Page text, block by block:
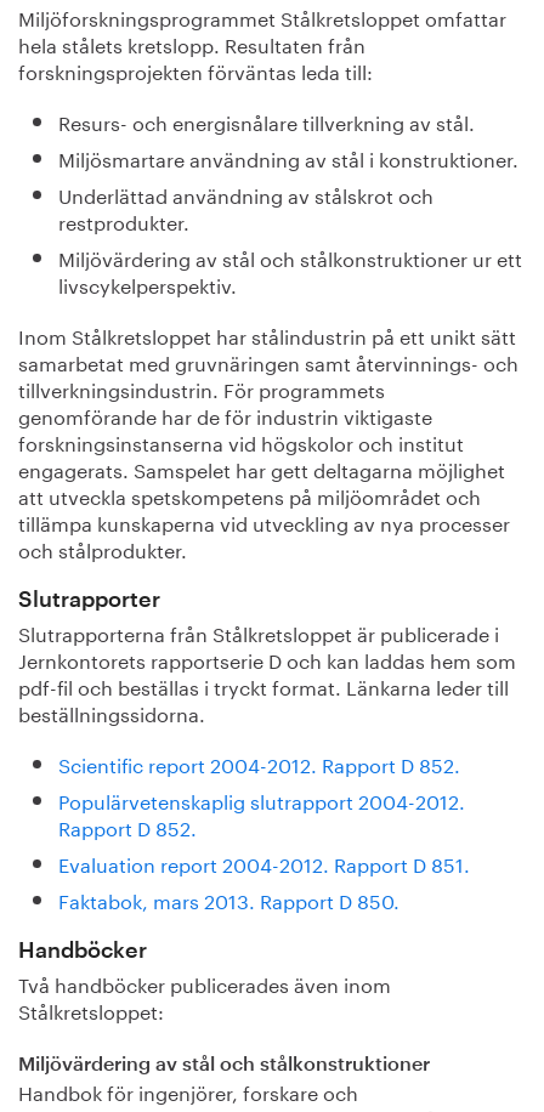
Miljöforskningsprogrammet Stålkretsloppet omfattar
hela stålets kretslopp. Resultaten från
forskningsprojekten förväntas leda till:
Resurs- och energisnålare tillverkning av stål.
Miljösmartare användning av stål i konstruktioner.
Underlättad användning av stålskrot och
restprodukter.
Miljövärdering av stål och stålkonstruktioner ur ett
livscykelperspektiv.
Inom Stålkretsloppet har stålindustrin på ett unikt sätt
samarbetat med gruvnäringen samt återvinnings- och
tillverkningsindustrin. För programmets
genomförande har de för industrin viktigaste
forskningsinstanserna vid högskolor och institut
engagerats. Samspelet har gett deltagarna möjlighet
att utveckla spetskompetens på miljöområdet och
tillämpa kunskaperna vid utveckling av nya processer
och stålprodukter.
Slutrapporter
Slutrapporterna från Stålkretsloppet är publicerade i
Jernkontorets rapportserie D och kan laddas hem som
pdf-fil och beställas i tryckt format. Länkarna leder till
beställningssidorna.
Scientific report 2004-2012. Rapport D 852.
Populärvetenskaplig slutrapport 2004-2012.
Rapport D 852.
Evaluation report 2004-2012. Rapport D 851.
Faktabok, mars 2013. Rapport D 850.
Handböcker
Två handböcker publicerades även inom
Stålkretsloppet:
Miljövärdering av stål och stålkonstruktioner
Handbok för ingenjörer, forskare och